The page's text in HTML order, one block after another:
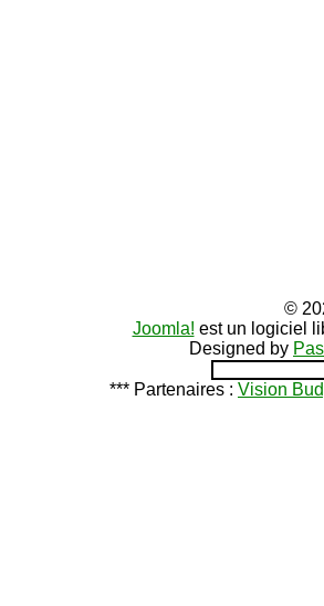
©
Joomla! est un logiciel
Designed by
*** Partenaires : Vision